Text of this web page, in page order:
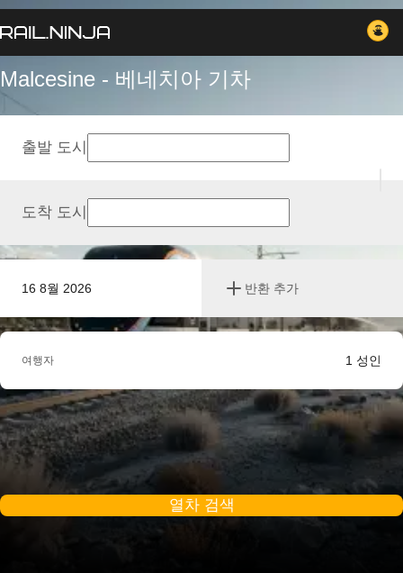
Malcesine - 베네치아 기차
16 8월 2026 반환 추가
출발 도시
도착 도시
여행자 1 성인
열차 검색